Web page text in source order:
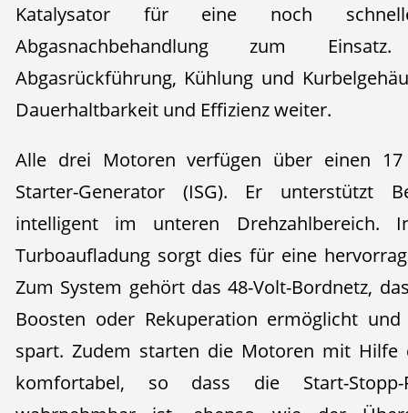
Katalysator für eine noch
Abgasnachbehandlung zum
Abgasrückführung, Kühlung und
Dauerhaltbarkeit und Effizienz weiter.
Alle drei Motoren verfügen über einen
Starter-Generator (ISG). Er unterstützt
intelligent im unteren Drehzahlbereich.
Turboaufladung sorgt dies für eine
Zum System gehört das 48-Volt-Bordnetz,
Boosten oder Rekuperation ermöglicht
spart. Zudem starten die Motoren mit Hilfe
komfortabel, so dass die Start-